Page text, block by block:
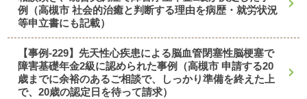
例（高槻市 社会的治癒と判断する理由を病歴・就労状況
等申立書にも記載）
【事例-229】先天性心疾患による脳血管閉塞性脳梗塞で
障害基礎年金2級に認められた事例（高槻市 申請する20
歳までに余裕のあるご相談で、しっかり準備を終えた上
で、20歳の認定日を待って請求）